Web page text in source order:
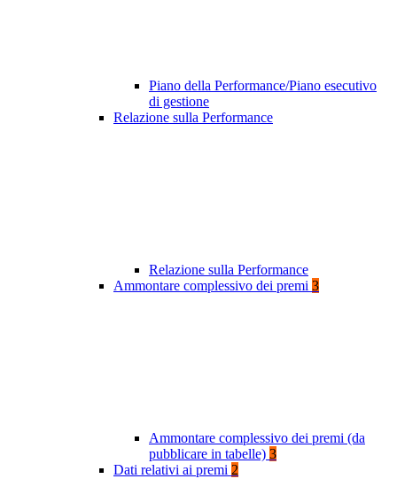
Piano della Performance/Piano esecutivo
di gestione
Relazione sulla Performance
Relazione sulla Performance
Ammontare complessivo dei premi 3
Ammontare complessivo dei premi (da
pubblicare in tabelle) 3
Dati relativi ai premi 2